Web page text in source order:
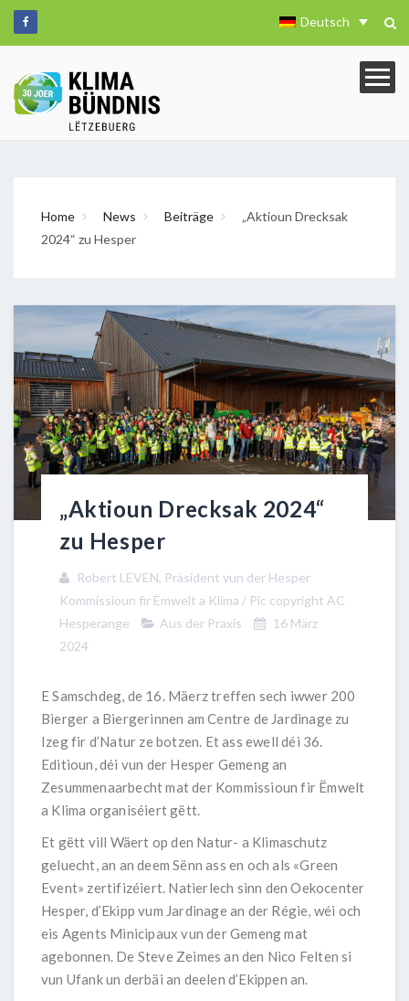
Deutsch
Home News Beiträge
„Aktioun Drecksak
2024“ zu Hesper
„Aktioun Drecksak 2024“
zu Hesper
Robert LEVEN, Präsident vun der Hesper
Kommissioun fir Ëmwelt a Klima / Pic copyright AC
Hesperange
Aus der Praxis
16 März
2024
E Samschdeg, de 16. Mäerz treffen sech iwwer 200
Bierger a Biergerinnen am Centre de Jardinage zu
Izeg fir d’Natur ze botzen. Et ass ewell déi 36.
Editioun, déi vun der Hesper Gemeng an
Zesummenaarbecht mat der Kommissioun fir Ëmwelt
a Klima organiséiert gëtt.
Et gëtt vill Wäert op den Natur- a Klimaschutz
geluecht, an an deem Sënn ass en och als «Green
Event» zertifizéiert. Natierlech sinn den Oekocenter
Hesper, d’Ekipp vum Jardinage an der Régie, wéi och
eis Agents Minicipaux vun der Gemeng mat
agebonnen. De Steve Zeimes an den Nico Felten si
vun Ufank un derbäi an deelen d’Ekippen an.